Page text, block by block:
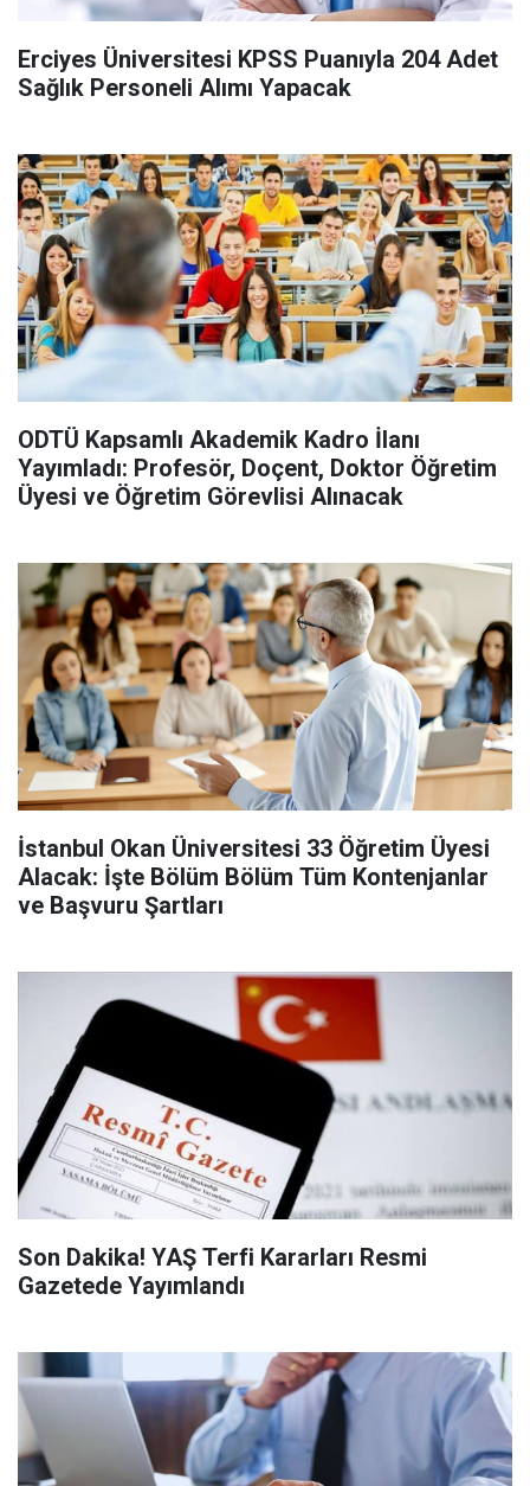
Erciyes Üniversitesi KPSS Puanıyla 204 Adet
Sağlık Personeli Alımı Yapacak
ODTÜ Kapsamlı Akademik Kadro İlanı
Yayımladı: Profesör, Doçent, Doktor Öğretim
Üyesi ve Öğretim Görevlisi Alınacak
İstanbul Okan Üniversitesi 33 Öğretim Üyesi
Alacak: İşte Bölüm Bölüm Tüm Kontenjanlar
ve Başvuru Şartları
Son Dakika! YAŞ Terfi Kararları Resmi
Gazetede Yayımlandı